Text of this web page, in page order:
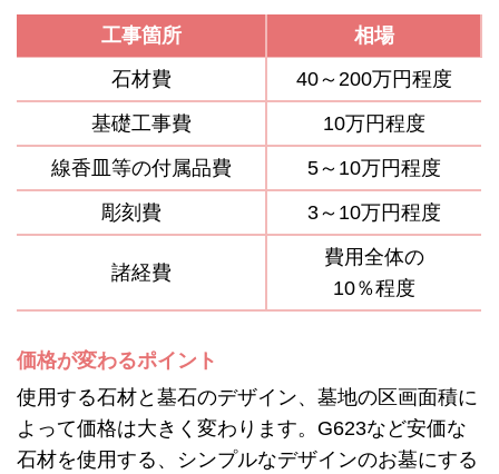
工事箇所
相場
石材費
40～200万円程度
基礎工事費
10万円程度
線香皿等の付属品費
5～10万円程度
彫刻費
3～10万円程度
諸経費
費用全体の
10％程度
価格が変わるポイント
使用する石材と墓石のデザイン、墓地の区画面積に
よって価格は大きく変わります。G623など安価な
石材を使用する、シンプルなデザインのお墓にする